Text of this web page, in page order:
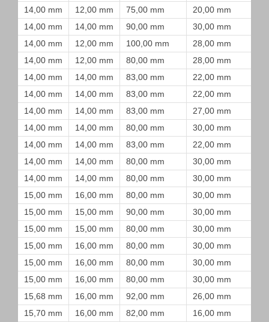
14,00 mm
12,00 mm 75,00 mm
20,00 mm
14,00 mm
14,00 mm 90,00 mm
30,00 mm
14,00 mm
12,00 mm 100,00 mm
28,00 mm
14,00 mm
12,00 mm 80,00 mm
28,00 mm
14,00 mm
14,00 mm 83,00 mm
22,00 mm
14,00 mm
14,00 mm 83,00 mm
22,00 mm
14,00 mm
14,00 mm 83,00 mm
27,00 mm
14,00 mm
14,00 mm 80,00 mm
30,00 mm
14,00 mm
14,00 mm 83,00 mm
22,00 mm
14,00 mm
14,00 mm 80,00 mm
30,00 mm
14,00 mm
14,00 mm 80,00 mm
30,00 mm
15,00 mm
16,00 mm 80,00 mm
30,00 mm
15,00 mm
15,00 mm 90,00 mm
30,00 mm
15,00 mm
15,00 mm 80,00 mm
30,00 mm
15,00 mm
16,00 mm 80,00 mm
30,00 mm
15,00 mm
16,00 mm 80,00 mm
30,00 mm
15,00 mm
16,00 mm 80,00 mm
30,00 mm
15,68 mm
16,00 mm 92,00 mm
26,00 mm
15,70 mm
16,00 mm 82,00 mm 16,00 mm